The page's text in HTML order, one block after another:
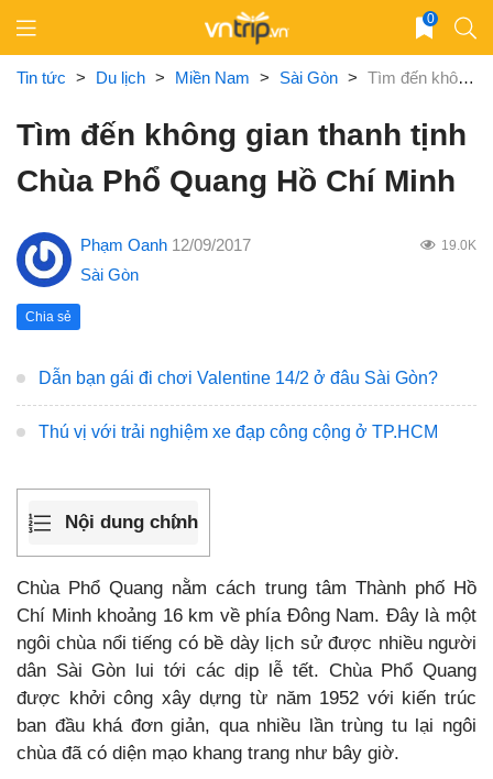
content
0
Tin tức > Du lịch > Miền Nam > Sài Gòn > Tìm đến không gian thanh tịnh Chùa Phổ Quang Hồ Chí Minh
Tìm đến không gian thanh tịnh
Chùa Phổ Quang Hồ Chí Minh
Phạm Oanh 12/09/2017 19.0K
Sài Gòn
Chia sẻ
Dẫn bạn gái đi chơi Valentine 14/2 ở đâu Sài Gòn?
Thú vị với trải nghiệm xe đạp công cộng ở TP.HCM
Nội dung chính
Chùa Phổ Quang nằm cách trung tâm Thành phố Hồ
Chí Minh khoảng 16 km về phía Đông Nam. Đây là một
ngôi chùa nổi tiếng có bề dày lịch sử được nhiều người
dân Sài Gòn lui tới các dịp lễ tết. Chùa Phổ Quang
được khởi công xây dựng từ năm 1952 với kiến trúc
ban đầu khá đơn giản, qua nhiều lần trùng tu lại ngôi
chùa đã có diện mạo khang trang như bây giờ.